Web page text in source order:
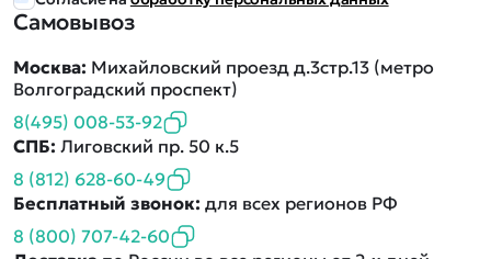
Самовывоз
Москва: Михайловский проезд д.3стр.13 (метро
Волгоградский проспект)
8(495) 008-53-92
СПБ: Лиговский пр. 50 к.5
8 (812) 628-60-49
Бесплатный звонок: для всех регионов РФ
8 (800) 707-42-60